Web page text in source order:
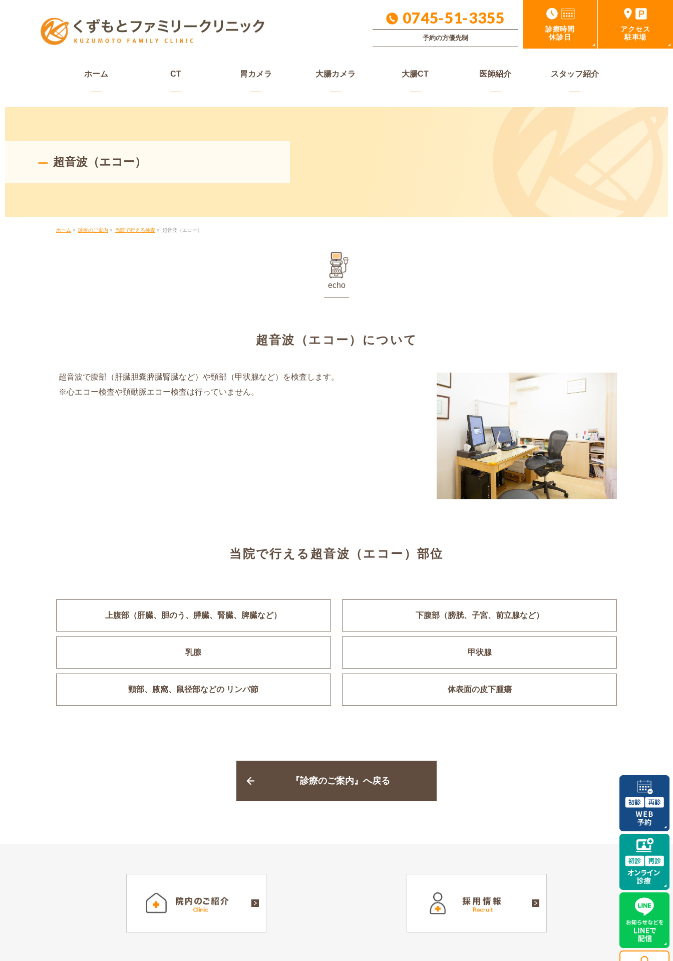
0745-51-3355
予約の方優先制
診療時間
休診日
アクセス
駐車場
ホーム CT 胃カメラ 大腸カメラ 大腸CT 医師紹介 スタッフ紹介
超音波（エコー）
ホーム » 診療のご案内 » 当院で行える検査 » 超音波（エコー）
echo
超音波（エコー）について
超音波で腹部（肝臓胆嚢膵臓腎臓など）や頸部（甲状腺など）を検査します。
※心エコー検査や頚動脈エコー検査は行っていません。
当院で行える 超音波（エコー）部位
上腹部 （肝臓、胆のう、膵臓、腎臓、脾臓など） 下腹部（膀胱、子宮、前立腺など）
乳腺 甲状腺
頸部、腋窩、鼠径部などの リンパ節 体表面の皮下腫瘍
『診療のご案内』へ戻る